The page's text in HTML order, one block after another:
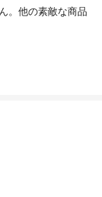
。他の素敵な商品